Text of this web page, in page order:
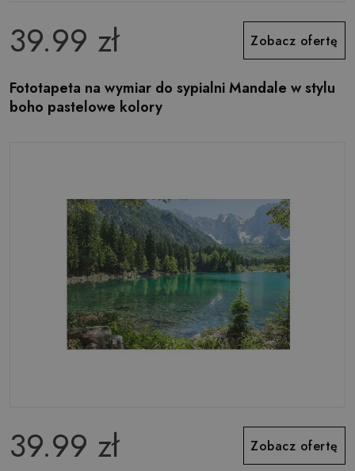
39.99 zł Zobacz ofertę
Fototapeta na wymiar do sypialni Mandale w stylu
boho pastelowe kolory
39.99 zł Zobacz ofertę